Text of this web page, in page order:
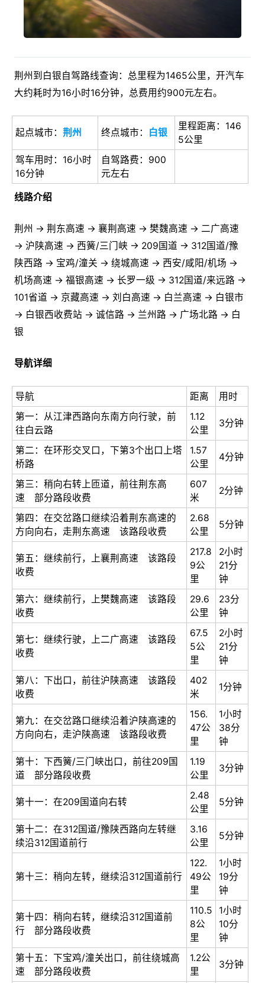
荆州到白银自驾路线查询：总里程为1465公里，开汽车
大约耗时为16小时16分钟，总费用约900元左右。
起点城市： 荆州 终点城市： 白银
里程距离：146
5公里
驾车用时：16小时
16分钟
自驾路费：900
元左右
线路介绍
荆州 → 荆东高速 → 襄荆高速 → 樊魏高速 → 二广高速
→ 沪陕高速 → 西簧/三门峡 → 209国道 → 312国道/豫
陕西路 → 宝鸡/潼关 → 绕城高速 → 西安/咸阳/机场 →
机场高速 → 福银高速 → 长罗一级 → 312国道/来远路 →
101省道 → 京藏高速 → 刘白高速 → 白兰高速 → 白银市
→ 白银西收费站 → 诚信路 → 兰州路 → 广场北路 → 白
银
导航详细
导航 距离
用时
第一：从江津西路向东南方向行驶，前
往白云路
1.12
公里
3分钟
第二：在环形交叉口，下第3个出口上塔
桥路
1.57
公里
4分钟
第三：稍向右转上匝道，前往荆东高
速 部分路段收费
607
米
2分钟
第四：在交岔路口继续沿着荆东高速的
方向向右，走荆东高速 该路段收费
2.68
公里
5分钟
第五：继续前行，上襄荆高速 该路段
收费
217.8
9公
里
2小时
21分
钟
第六：继续前行，上樊魏高速 该路段
收费
29.6
公里
23分
钟
第七：继续行驶，上二广高速 该路段
收费
67.5
5公
里
2小时
21分
钟
第八：下出口，前往沪陕高速 该路段
收费
402
米
1分钟
第九：在交岔路口继续沿着沪陕高速的
方向向右，走沪陕高速 该路段收费
156.
47公
里
1小时
38分
钟
第十：下西簧/三门峡出口，前往209国
道 部分路段收费
1.19
公里
3分钟
第十一：在209国道向右转
2.48
公里
5分钟
第十二：在312国道/豫陕西路向左转继
续沿312国道前行
3.16
公里
5分钟
第十三：稍向左转，继续沿312国道前行
122.
49公
里
1小时
19分
钟
第十四：稍向右转，继续沿312国道前
行 部分路段收费
110.5
8公
里
1小时
10分
钟
第十五：下宝鸡/潼关出口，前往绕城高
速 部分路段收费
1.2公
里
3分钟